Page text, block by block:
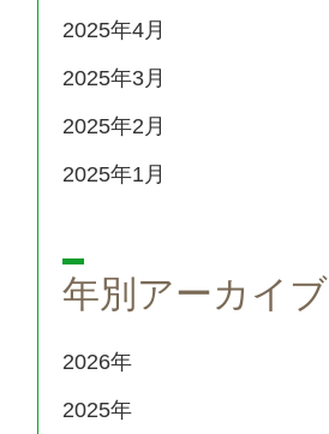
2025年4月
2025年3月
2025年2月
2025年1月
年別アーカイブ
2026
2025